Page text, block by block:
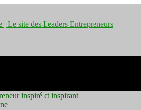
Pourquoi
inspiré et inspirant